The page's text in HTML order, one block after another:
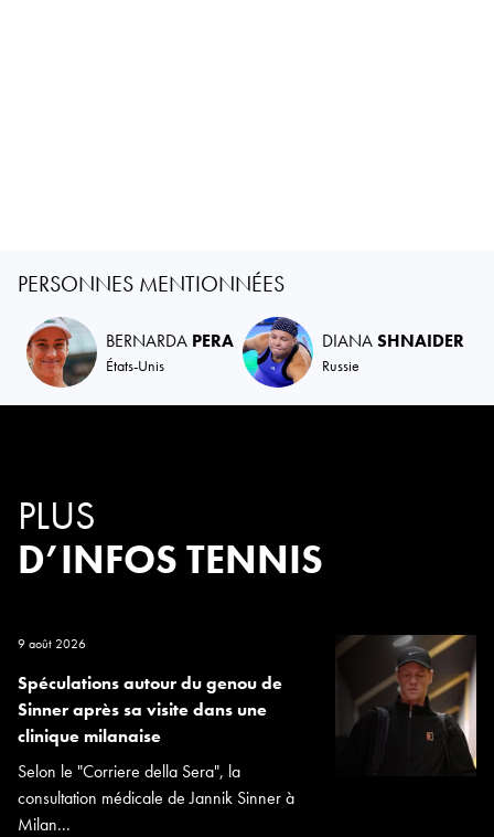
PERSONNES MENTIONNÉES
BERNARDA PERA
États-Unis
DIANASHNAIDER
Russie
PLUS
D’INFOS TENNIS
9 août 2026
Spéculations autour du genou de
Sinner après sa visite dans une
clinique milanaise
Selon le "Corriere della Sera", la
consultation médicale de Jannik Sinner à
Milan...